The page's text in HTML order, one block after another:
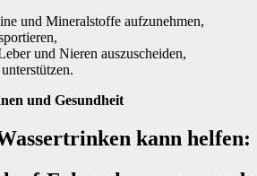
und Mineralstoffe aufzunehmen,
und Nieren auszuscheiden,
und Gesundheit
kann helfen: